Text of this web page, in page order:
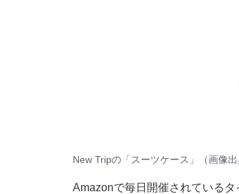
New Tripの「スーツケース」（画像出
Amazonで毎日開催されている